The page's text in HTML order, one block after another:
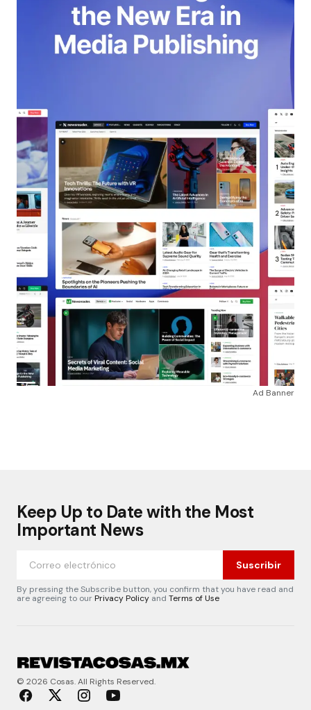
Ad Banner
Keep Up to Date with the Most
Important News
Suscribir
By pressing the Subscribe button, you confirm that you have read and
are agreeing to ourPrivacy Policy and Terms of Use
© 2026 Cosas. All Rights Reserved.